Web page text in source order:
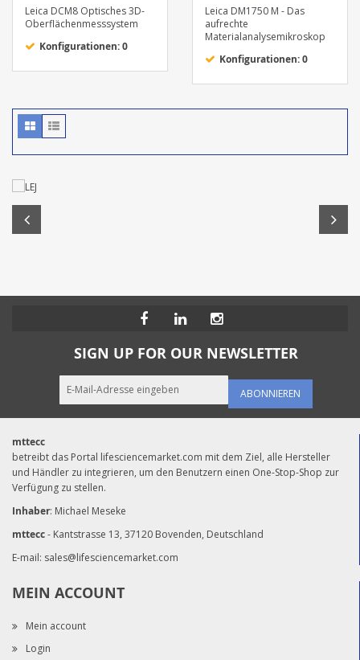
Leica DCM8 Optisches 3D-
Oberflächenmesssystem
Konfigurationen: 0
Leica DM1750 M - Das
aufrechte
Materialanalysemikroskop
Konfigurationen: 0
SIGN UP FOR OUR NEWSLETTER
ABONNIEREN
mttecc
betreibt das Portal lifesciencemarket.com mit dem Ziel, alle Hersteller
und Händler zu integrieren, um den Benutzern einen One-Stop-Shop zur
Verfügung zu stellen.
Inhaber: Michael Meseke
mttecc- Kantstrasse 13, 37120 Bovenden, Deutschland
E-mail: sales@lifesciencemarket.com
MEIN ACCOUNT
Mein account
Login